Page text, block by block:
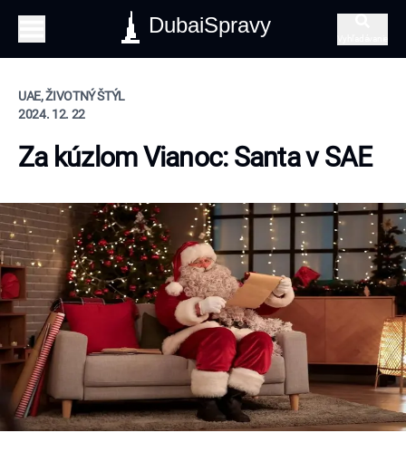
DubaiSpravy
UAE, ŽIVOTNÝ ŠTÝL
2024. 12. 22
Za kúzlom Vianoc: Santa v SAE